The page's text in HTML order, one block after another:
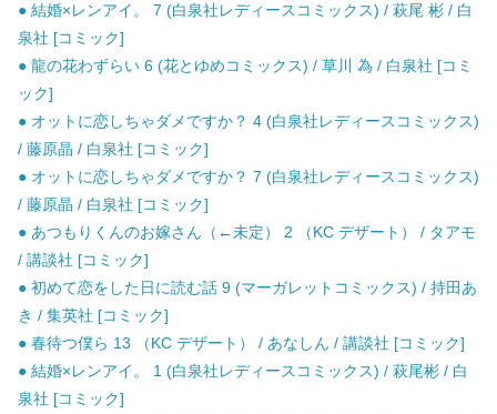
● 結婚×レンアイ。 7 (白泉社レディースコミックス) / 萩尾 彬 / 白
泉社 [コミック]
● 龍の花わずらい 6 (花とゆめコミックス) / 草川 為 / 白泉社 [コミ
ック]
● オットに恋しちゃダメですか？ 4 (白泉社レディースコミックス)
/ 藤原晶 / 白泉社 [コミック]
● オットに恋しちゃダメですか？ 7 (白泉社レディースコミックス)
/ 藤原晶 / 白泉社 [コミック]
● あつもりくんのお嫁さん（←未定） 2 （KC デザート） / タアモ
/ 講談社 [コミック]
● 初めて恋をした日に読む話 9 (マーガレットコミックス) / 持田あ
き / 集英社 [コミック]
● 春待つ僕ら 13 （KC デザート） / あなしん / 講談社 [コミック]
● 結婚×レンアイ。 1 (白泉社レディースコミックス) / 萩尾彬 / 白
泉社 [コミック]